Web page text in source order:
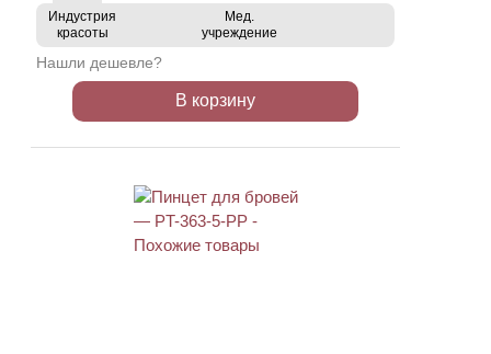
Индустрия
красоты
Мед.
учреждение
Нашли дешевле?
В корзину